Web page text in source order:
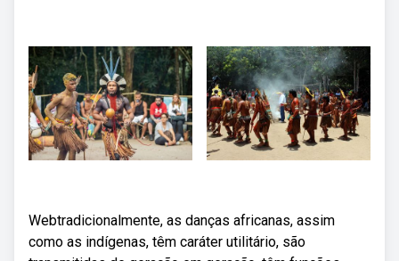
Webtradicionalmente, as danças africanas, assim
como as indígenas, têm caráter utilitário, são